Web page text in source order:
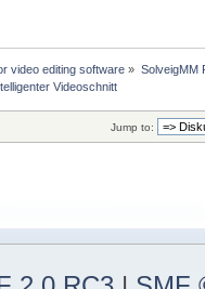
video editing software » SolveigMM
Videoschnitt
Jump to: